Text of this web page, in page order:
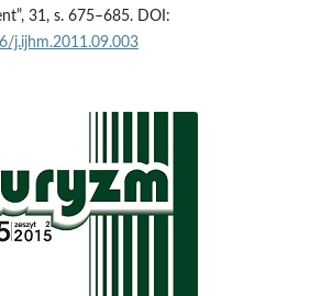
31, s. 675–685. DOI:
j.ijhm.2011.09.003